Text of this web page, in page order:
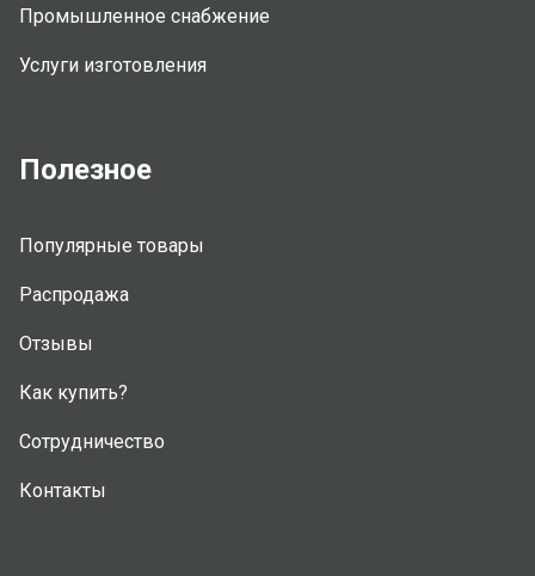
Промышленное снабжение
Услуги изготовления
Полезное
Популярные товары
Распродажа
Отзывы
Как купить?
Сотрудничество
Контакты